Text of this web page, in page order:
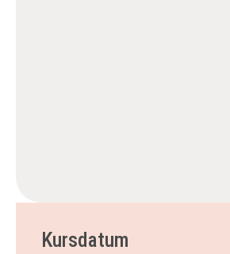
Kursdatum